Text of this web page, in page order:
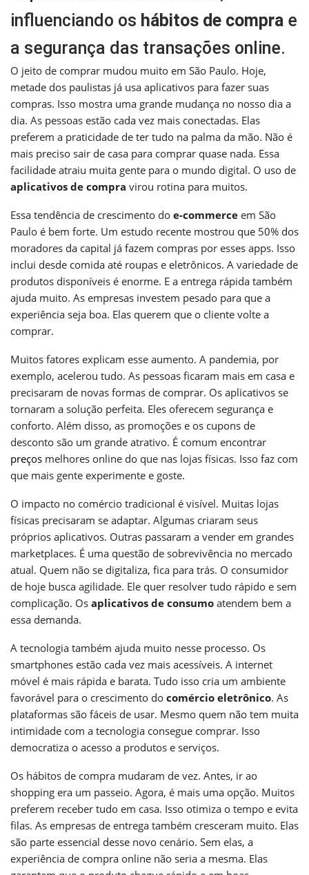
influenciando os hábitos de compra e
a segurança das transações online.
O jeito de comprar mudou muito em São Paulo. Hoje,
metade dos paulistas já usa aplicativos para fazer suas
compras. Isso mostra uma grande mudança no nosso dia a
dia. As pessoas estão cada vez mais conectadas. Elas
preferem a praticidade de ter tudo na palma da mão. Não é
mais preciso sair de casa para comprar quase nada. Essa
facilidade atraiu muita gente para o mundo digital. O uso de
aplicativos de compra virou rotina para muitos.
Essa tendência de crescimento do e-commerce em São
Paulo é bem forte. Um estudo recente mostrou que 50% dos
moradores da capital já fazem compras por esses apps. Isso
inclui desde comida até roupas e eletrônicos. A variedade de
produtos disponíveis é enorme. E a entrega rápida também
ajuda muito. As empresas investem pesado para que a
experiência seja boa. Elas querem que o cliente volte a
comprar.
Muitos fatores explicam esse aumento. A pandemia, por
exemplo, acelerou tudo. As pessoas ficaram mais em casa e
precisaram de novas formas de comprar. Os aplicativos se
tornaram a solução perfeita. Eles oferecem segurança e
conforto. Além disso, as promoções e os cupons de
desconto são um grande atrativo. É comum encontrar
preços melhores online do que nas lojas físicas. Isso faz com
que mais gente experimente e goste.
O impacto no comércio tradicional é visível. Muitas lojas
físicas precisaram se adaptar. Algumas criaram seus
próprios aplicativos. Outras passaram a vender em grandes
marketplaces. É uma questão de sobrevivência no mercado
atual. Quem não se digitaliza, fica para trás. O consumidor
de hoje busca agilidade. Ele quer resolver tudo rápido e sem
complicação. Os aplicativos de consumo atendem bem a
essa demanda.
A tecnologia também ajuda muito nesse processo. Os
smartphones estão cada vez mais acessíveis. A internet
móvel é mais rápida e barata. Tudo isso cria um ambiente
favorável para o crescimento do comércio eletrônico. As
plataformas são fáceis de usar. Mesmo quem não tem muita
intimidade com a tecnologia consegue comprar. Isso
democratiza o acesso a produtos e serviços.
Os hábitos de compra mudaram de vez. Antes, ir ao
shopping era um passeio. Agora, é mais uma opção. Muitos
preferem receber tudo em casa. Isso otimiza o tempo e evita
filas. As empresas de entrega também cresceram muito. Elas
são parte essencial desse novo cenário. Sem elas, a
experiência de compra online não seria a mesma. Elas